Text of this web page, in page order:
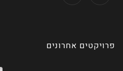
פרויקטים אחרונים